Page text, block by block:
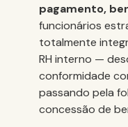
pagamento,
funcionários
totalmente
RH interno —
conformidade
passando pela
concessão de